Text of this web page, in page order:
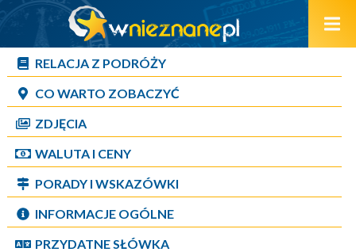
RELACJA Z PODRÓŻY
CO WARTO ZOBACZYĆ
ZDJĘCIA
WALUTA I CENY
PORADY I WSKAZÓWKI
INFORMACJE OGÓLNE
PRZYDATNE SŁÓWKA